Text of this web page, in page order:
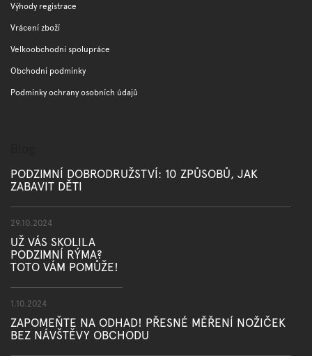
Výhody registrace
Vrácení zboží
Velkoobchodní spolupráce
Obchodní podmínky
Podmínky ochrany osobních údajů
PODZIMNÍ DOBRODRUŽSTVÍ: 10 ZPŮSOBŮ, JAK
ZABAVIT DĚTI
29.10.2024
UŽ VÁS SKOLILA
PODZIMNÍ RÝMA?
TOTO VÁM POMŮŽE!
1.10.2024
ZAPOMEŇTE NA ODHAD! PŘESNÉ MĚŘENÍ NOŽIČEK
BEZ NÁVŠTĚVY OBCHODU